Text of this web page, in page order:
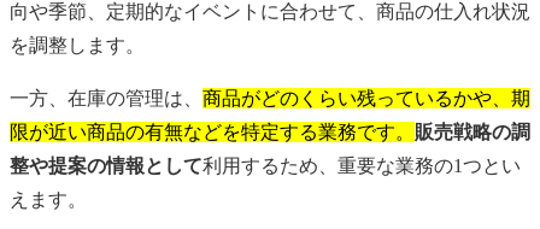
向や季節、定期的なイベントに合わせて、商品の仕入れ状況
を調整します。
一方、在庫の管理は、 商品がどのくらい残っているかや、期
限が近い商品の有無などを特定する業務です。 販売戦略の調
整や提案の情報として利用するため、重要な業務の1つとい
えます。